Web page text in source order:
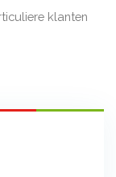
klanten